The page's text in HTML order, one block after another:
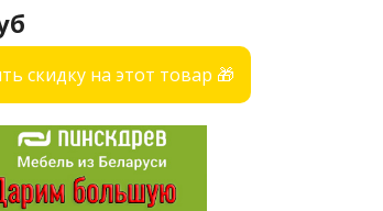
скидку на этот товар 🎁